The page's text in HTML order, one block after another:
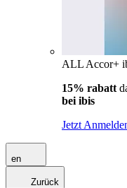
ALL Accor+
15% rabatt
bei ibis
Jetzt
en
Zurück